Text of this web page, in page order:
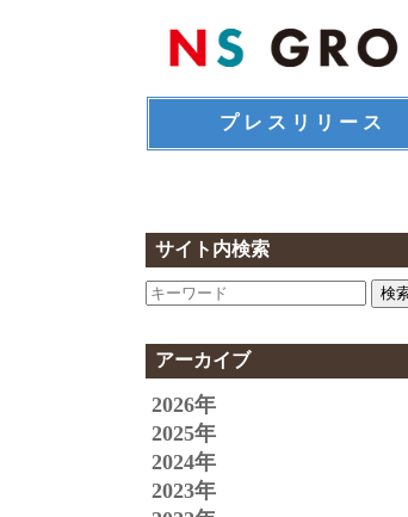
プレスリリース
サイト内検索
検
アーカイブ
2026年
2025年
2024年
2023年